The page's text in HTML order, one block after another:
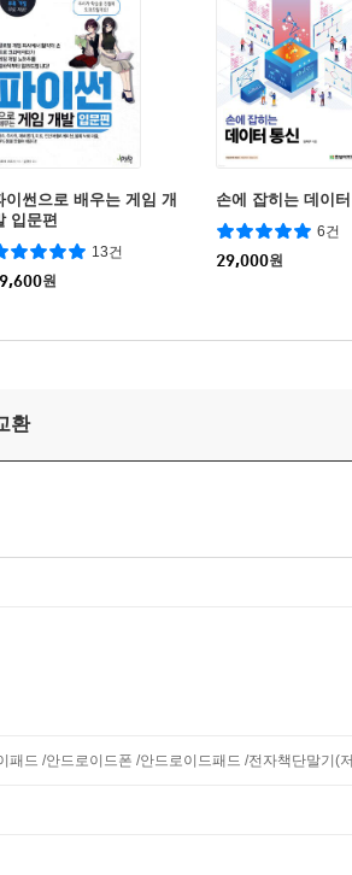
이썬으로 배우는 게임 개
입문편
13건
원
손에 잡히는 데이
6건
29,000원
환
패드 /안드로이드폰 /안드로이드패드 /전자책단말기(